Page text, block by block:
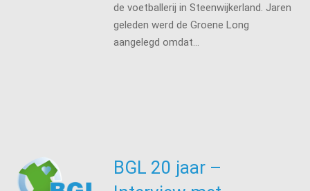
de voetballerij in Steenwijkerland. Jaren
geleden werd de Groene Long
aangelegd omdat…
BGL 20 jaar –